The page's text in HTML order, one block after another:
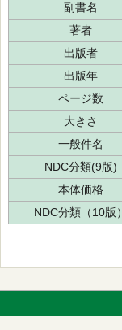
副書名
著者
出版者
出版年
ページ数
大きさ
一般件名
NDC分類(9版)
本体価格
NDC分類（10版）